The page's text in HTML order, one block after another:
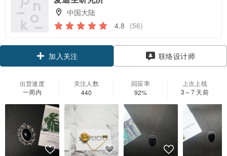
中国大陆
4.8 (56)
加入关注 联络设计师
出货速度
一周内
关注人数
440
回应率
92%
上次上线
3～7 天前